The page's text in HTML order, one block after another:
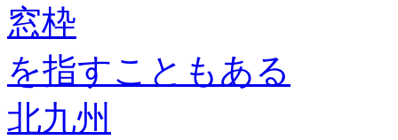
窓枠
を指すこともある
北九州